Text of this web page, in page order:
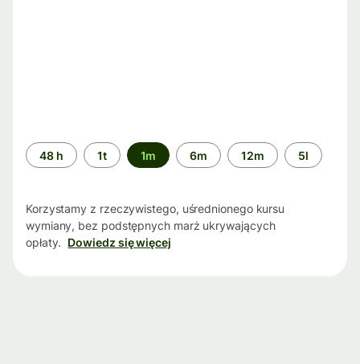
Przedział
czasu
48 h 1t 1m 6m 12m 5l
Korzystamy z rzeczywistego, uśrednionego kursu
wymiany, bez podstępnych marż ukrywających
opłaty. Dowiedz się więcej